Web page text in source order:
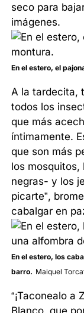
seco para
imágenes.
En el estero, el
A la tardecita,
todos los
que más
íntimamente.
que son más
los mosquitos,
negras- y los
picarte”,
cabalgar en
En el estero, los
barro. Maiquel
“¡Taconealo a
Blanco, que